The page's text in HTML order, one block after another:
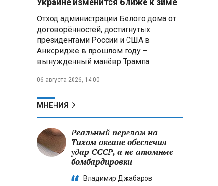
Президент Алжира готовится
к визиту в Беларусь — МИД
Алжира
300 жителей Курской области,
неизвестной
Второй энергоблок БелАЭС
вновь вышел на номинальную
мощность после диагностики
оборудования
Украине изменится ближе к зиме
Отход администрации Белого дома от
договорённостей, достигнутых
президентами России и США в
Анкоридже в прошлом году –
вынужденный манёвр Трампа
06 августа 2026, 14:00
МНЕНИЯ
Реальный перелом на
Тихом океане обеспечил
удар СССР, а не атомные
бомбардировки
Владимир Джабаров